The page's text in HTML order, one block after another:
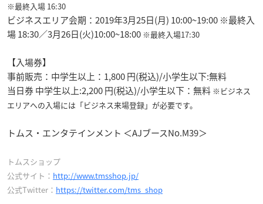
※最終入場 16:30
ビジネスエリア会期：2019年3月25日(月) 10:00~19:00 ※最終入
場 18:30／3月26日(火)10:00~18:00 ※最終入場17:30
【入場券】
事前販売：中学生以上：1,800 円(税込)/小学生以下:無料
当日券 中学生以上:2,200 円(税込)/小学生以下：無料 ※ビジネス
エリアへの入場には「ビジネス来場登録」が必要です。
トムス・エンタテインメント ＜AJブースNo.M39＞
トムスショップ
公式サイト： http://www.tmsshop.jp/
公式Twitter： https://twitter.com/tms_shop